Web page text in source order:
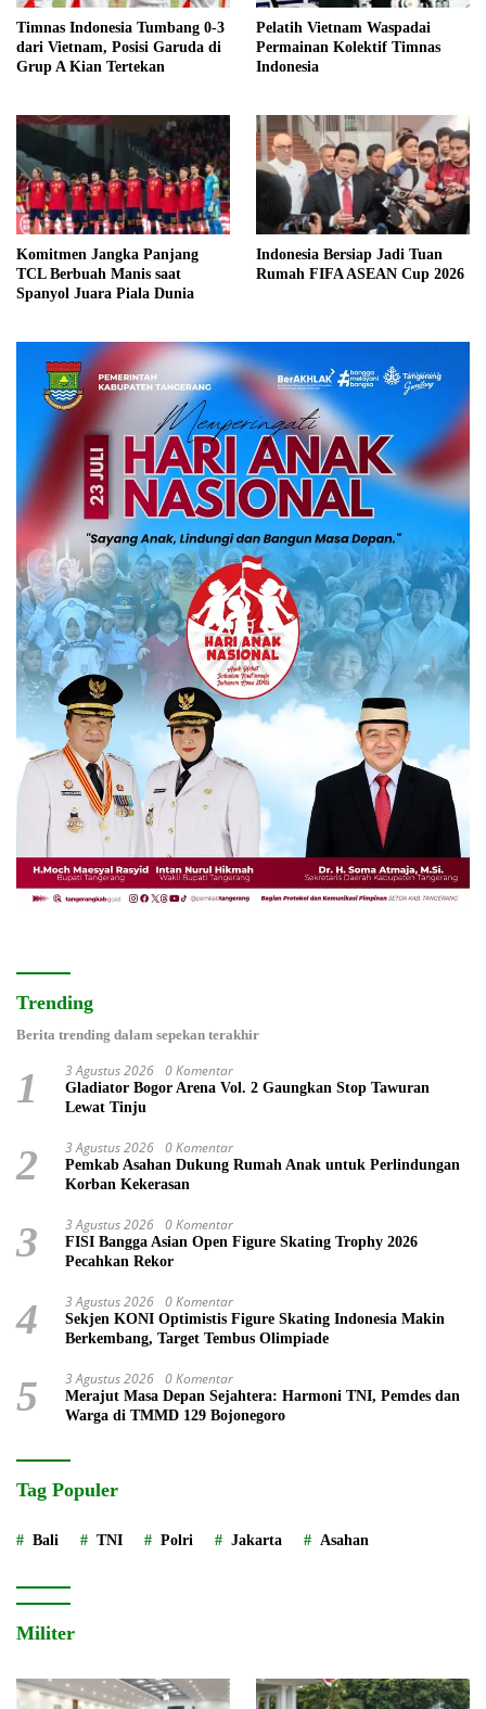
Timnas Indonesia Tumbang 0-3
dari Vietnam, Posisi Garuda di
Grup A Kian Tertekan
Pelatih Vietnam Waspadai
Permainan Kolektif Timnas
Indonesia
Komitmen Jangka Panjang
TCL Berbuah Manis saat
Spanyol Juara Piala Dunia
Indonesia Bersiap Jadi Tuan
Rumah FIFA ASEAN Cup 2026
Trending
Berita trending dalam sepekan terakhir
1 3 Agustus 2026 0 Komentar
Gladiator Bogor Arena Vol. 2 Gaungkan Stop Tawuran
Lewat Tinju
2 3 Agustus 2026 0 Komentar
Pemkab Asahan Dukung Rumah Anak untuk Perlindungan
Korban Kekerasan
3 3 Agustus 2026 0 Komentar
FISI Bangga Asian Open Figure Skating Trophy 2026
Pecahkan Rekor
4 3 Agustus 2026 0 Komentar
Sekjen KONI Optimistis Figure Skating Indonesia Makin
Berkembang, Target Tembus Olimpiade
5 3 Agustus 2026 0 Komentar
Merajut Masa Depan Sejahtera: Harmoni TNI, Pemdes dan
Warga di TMMD 129 Bojonegoro
Tag Populer
Bali TNI Polri Jakarta Asahan
Militer